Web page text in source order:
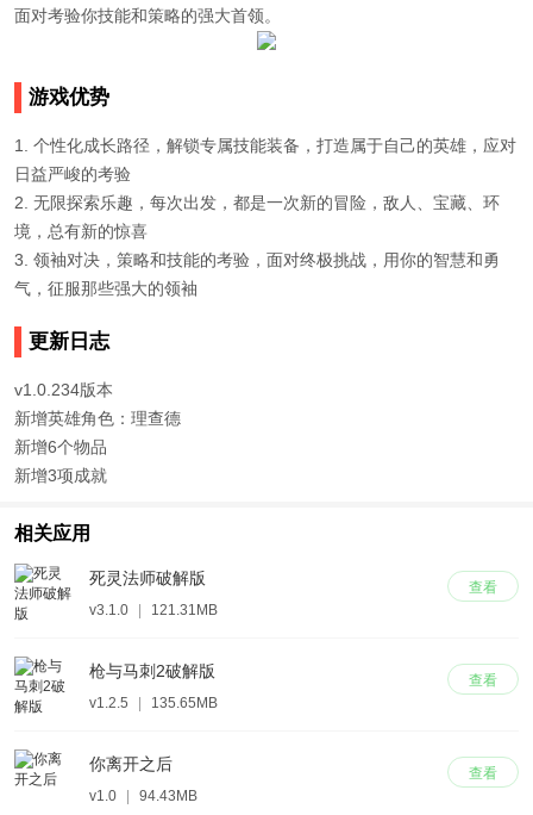
面对考验你技能和策略的强大首领。
游戏优势
1. 个性化成长路径，解锁专属技能装备，打造属于自己的英雄，应对
日益严峻的考验
2. 无限探索乐趣，每次出发，都是一次新的冒险，敌人、宝藏、环
境，总有新的惊喜
3. 领袖对决，策略和技能的考验，面对终极挑战，用你的智慧和勇
气，征服那些强大的领袖
更新日志
v1.0.234版本
新增英雄角色：理查德
新增6个物品
新增3项成就
相关应用
查看
死灵法师破解版
v3.1.0 121.31MB
查看
枪与马刺2破解版
v1.2.5 135.65MB
查看
你离开之后
v1.0 94.43MB